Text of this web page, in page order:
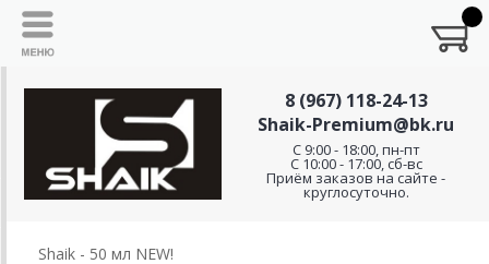
8 (967) 118-24-13
Shaik-Premium@bk.ru
C 9:00 - 18:00, пн-пт
С 10:00 - 17:00, сб-вс
Приём заказов на сайте -
круглосуточно.
Shaik - 50 мл NEW!